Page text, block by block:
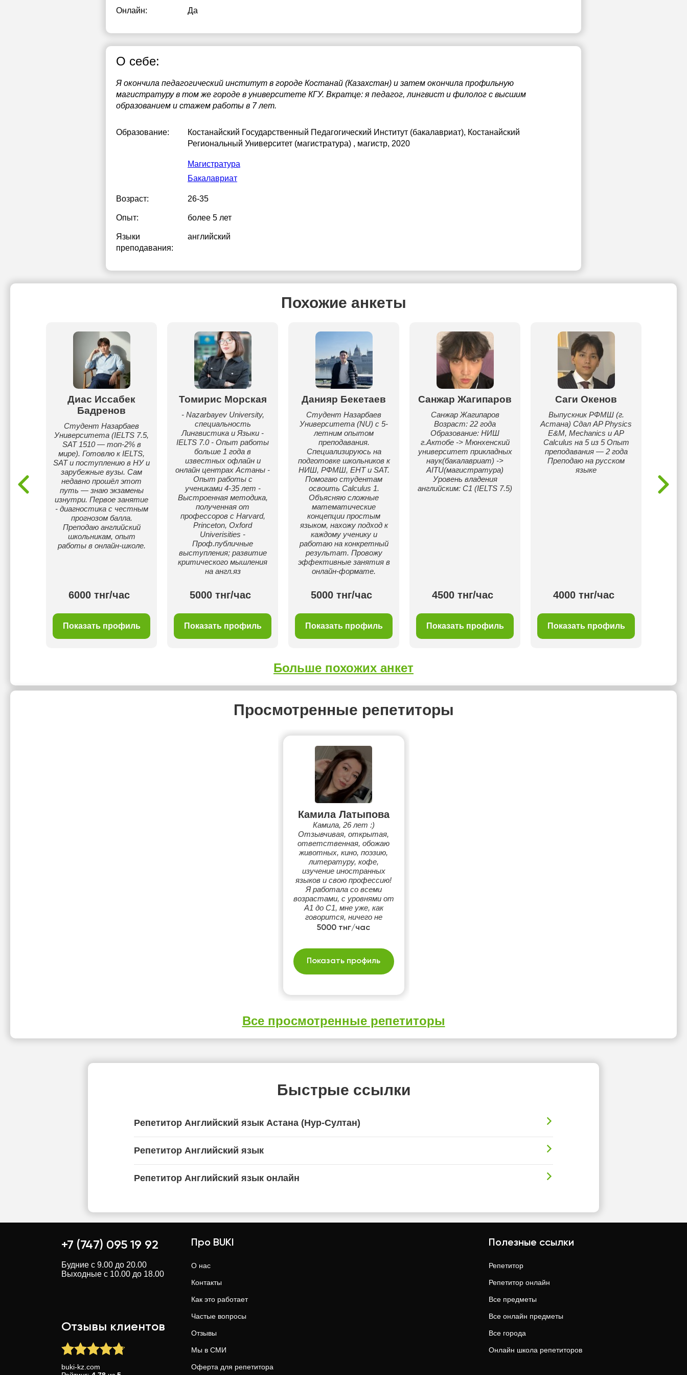
Онлайн: Да
О себе:
Я окончила педагогический институт в городе Костанай (Казахстан) и затем окончила профильную
магистратуру в том же городе в университете КГУ. Вкратце: я педагог, лингвист и филолог с высшим
образованием и стажем работы в 7 лет.
Образование:
Костанайский Государственный Педагогический Институт (бакалавриат), Костанайский
Региональный Университет (магистратура) , магистр, 2020
Магистратура
Бакалавриат
Возраст: 26-35
Опыт: более 5 лет
Языки
преподавания:
английский
Похожие анкеты
Диас Иссабек
Бадренов
Студент Назарбаев
Университета (IELTS 7.5,
SAT 1510 — топ-2% в
мире). Готовлю к IELTS,
SAT и поступлению в НУ и
зарубежные вузы. Сам
недавно прошёл этот
путь — знаю экзамены
изнутри. Первое занятие
- диагностика с честным
прогнозом балла.
Преподаю английский
школьникам, опыт
работы в онлайн-школе.
6000 тнг/час
Показать профиль
Томирис Морская
- Nazarbayev University,
специальность
Лингвистика и Языки -
IELTS 7.0 - Опыт работы
больше 1 года в
известных офлайн и
онлайн центрах Астаны -
Опыт работы с
учениками 4-35 лет -
Выстроенная методика,
полученная от
профессоров с Harvard,
Princeton, Oxford
Univerisities -
Проф.публичные
выступления; развитие
критического мышления
на англ.яз
5000 тнг/час
Показать профиль
Данияр Бекетаев
Студент Назарбаев
Университета (NU) с 5-
летним опытом
преподавания.
Специализируюсь на
подготовке школьников к
НИШ, РФМШ, ЕНТ и SAT.
Помогаю студентам
освоить Calculus 1.
Объясняю сложные
математические
концепции простым
языком, нахожу подход к
каждому ученику и
работаю на конкретный
результат. Провожу
эффективные занятия в
онлайн-формате.
5000 тнг/час
Показать профиль
Санжар Жагипаров
Санжар Жагипаров
Возраст: 22 года
Образование: НИШ
г.Актобе -> Мюнхенский
университет прикладных
наук(бакалавриат) ->
AITU(магистратура)
Уровень владения
английским: С1 (IELTS 7.5)
4500 тнг/час
Показать профиль
Саги Окенов
Выпускник РФМШ (г.
Астана) Сдал AP Physics
E&M, Mechanics и AP
Calculus на 5 из 5 Опыт
преподавания — 2 года
Преподаю на русском
языке
4000 тнг/час
Показать профиль
Больше похожих анкет
Просмотренные репетиторы
Камила Латыпова
Камила, 26 лет :)
Отзывчивая, открытая,
ответственная, обожаю
животных, кино, поэзию,
литературу, кофе,
изучение иностранных
языков и свою профессию!
Я работала со всеми
возрастами, с уровнями от
A1 до C1, мне уже, как
говорится, ничего не
страшно) И вам со мной
5000 тнг/час
Показать профиль
Все просмотренные репетиторы
Быстрые ссылки
Репетитор Английский язык Астана (Нур-Султан)
Репетитор Английский язык
Репетитор Английский язык онлайн
18:00
19:30
20:30
+7 (747) 095 19 92
Будние с 9.00 до 20.00
Выходные с 10.00 до 18.00
Отзывы клиентов
buki-kz.com
Про BUKI
О нас
Контакты
Как это работает
Частые вопросы
Отзывы
Мы в СМИ
Оферта для репетитора
Полезные ссылки
Репетитор
Репетитор онлайн
Все предметы
Все онлайн предметы
Все города
Онлайн школа репетиторов